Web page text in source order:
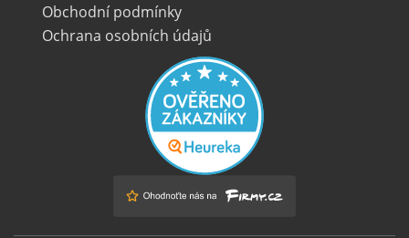
Obchodní podmínky
Ochrana osobních údajů